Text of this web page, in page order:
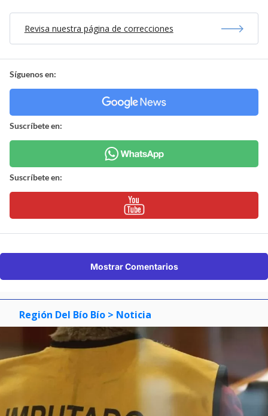
Revisa nuestra página de correcciones
Síguenos en:
Suscríbete en:
Suscríbete en:
Mostrar Comentarios
Región Del Bío Bío > Noticia